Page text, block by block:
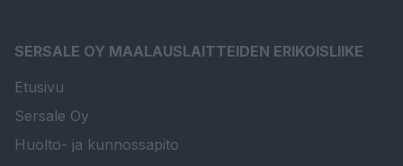
SERSALE OY MAALAUSLAITTEIDEN ERIKOISLIIKE
Etusivu
Sersale Oy
Huolto- ja kunnossapito